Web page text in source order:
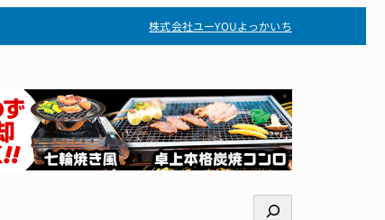
株式会社ユーYOUよっかいち
検